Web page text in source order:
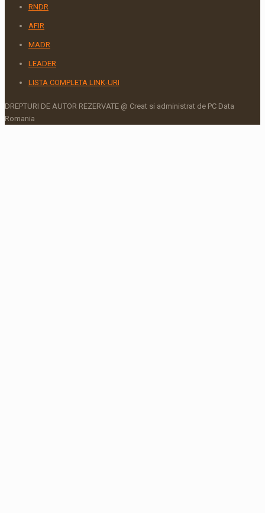
RNDR
AFIR
MADR
LEADER
LISTA COMPLETA LINK-URI
DREPTURI DE AUTOR REZERVATE @ Creat si administrat de PC Data
Romania